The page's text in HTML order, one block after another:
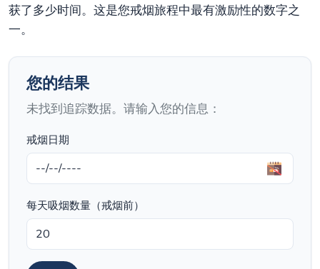
获了多少时间。这是您戒烟旅程中最有激励性的数字之
一。
您的结果
未找到追踪数据。请输入您的信息：
戒烟日期
每天吸烟数量（戒烟前）